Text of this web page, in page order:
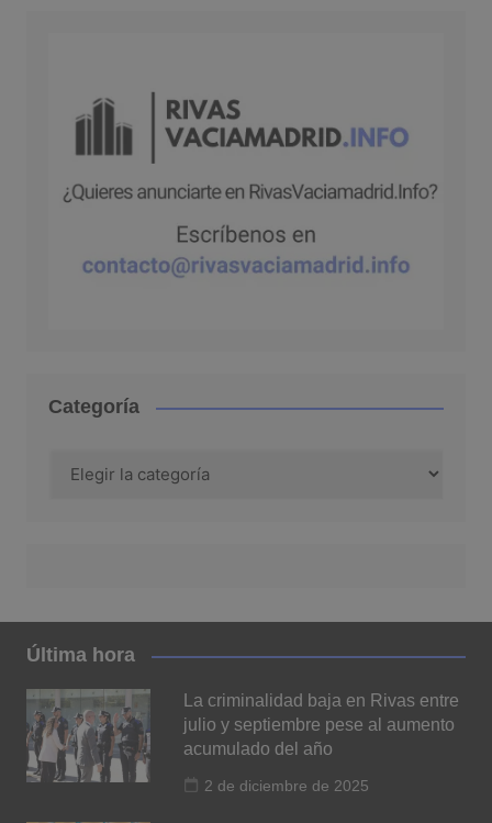
Categoría
Última hora
La criminalidad baja en Rivas entre
julio y septiembre pese al aumento
acumulado del año
2 de diciembre de 2025